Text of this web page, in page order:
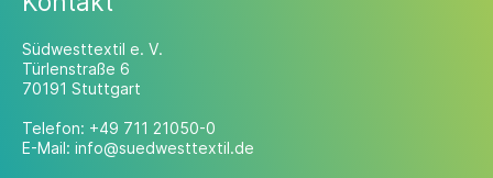
Südwesttextil e. V.
Türlenstraße 6
70191 Stuttgart
Telefon: +49 711 21050-0
E-Mail: info@suedwesttextil.de